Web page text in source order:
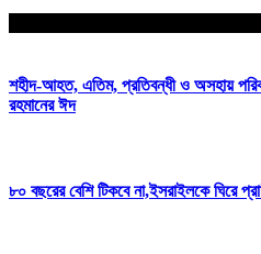
শহীদ-আহত, এতিম, প্রতিবন্ধী ও অসহায়
রহমানের ঈদ
৮০ বছরের বেশি টিকবে না,ইসরাইলকে ঘিরে